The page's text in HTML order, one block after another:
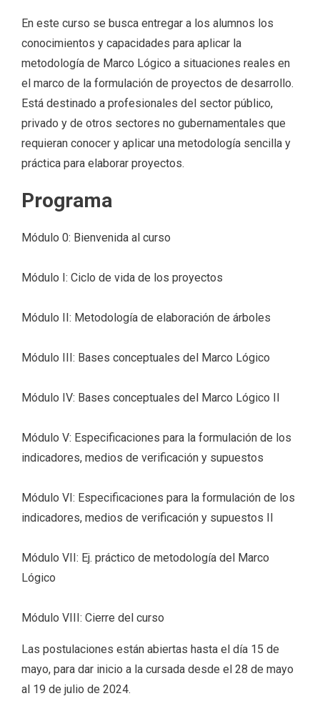
En este curso se busca entregar a los alumnos los
conocimientos y capacidades para aplicar la
metodología de Marco Lógico a situaciones reales en
el marco de la formulación de proyectos de desarrollo.
Está destinado a profesionales del sector público,
privado y de otros sectores no gubernamentales que
requieran conocer y aplicar una metodología sencilla y
práctica para elaborar proyectos.
Programa
Módulo 0: Bienvenida al curso
Módulo I: Ciclo de vida de los proyectos
Módulo II: Metodología de elaboración de árboles
Módulo III: Bases conceptuales del Marco Lógico
Módulo IV: Bases conceptuales del Marco Lógico II
Módulo V: Especificaciones para la formulación de los
indicadores, medios de verificación y supuestos
Módulo VI: Especificaciones para la formulación de los
indicadores, medios de verificación y supuestos II
Módulo VII: Ej. práctico de metodología del Marco
Lógico
Módulo VIII: Cierre del curso
Las postulaciones están abiertas hasta el día 15 de
mayo, para dar inicio a la cursada desde el 28 de mayo
al 19 de julio de 2024.